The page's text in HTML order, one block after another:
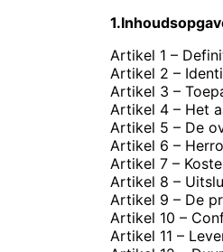
Artikel 1 –
Artikel 2 –
Artikel 3 –
Artikel 4 – Het
Artikel 5 – De
Artikel 6 –
Artikel 7 –
Artikel 8 –
Artikel 9 – De
Artikel 10 –
Artikel 11 –